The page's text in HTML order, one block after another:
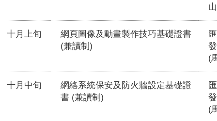
十月上旬
網頁圖像及動畫製作技巧基礎證書
(兼讀制)
(
十月中旬
網絡系統保安及防火牆設定基礎證
書 (兼讀制)
(